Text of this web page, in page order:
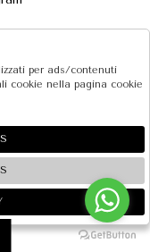
gruppo Zucchetti
per ads/contenuti
cookie nella pagina cookie